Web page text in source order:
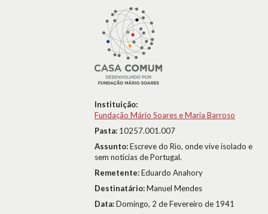
Instituição:
Fundação Mário Soares e Maria Barroso
Pasta: 10257.001.007
Assunto:Escreve do Rio, onde vive isolado e
sem noticias de Portugal.
Remetente:Eduardo Anahory
Destinatário:Manuel Mendes
Data:Domingo, 2 de Fevereiro de 1941